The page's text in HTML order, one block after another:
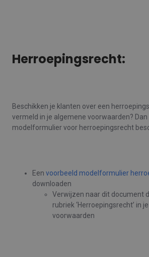
Herroepingsrecht:
Beschikken je klanten over een
vermeld in je algemene voorwaarden?
modelformulier voor herroepingsrecht
Een voorbeeld modelformulier
downloaden
Verwijzen naar dit document
rubriek ‘Herroepingsrecht’ in
voorwaarden